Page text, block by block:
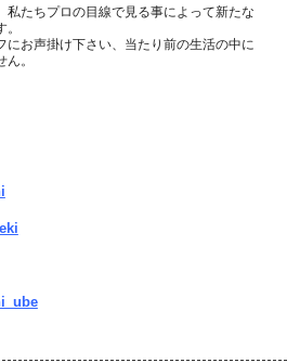
私たちプロの目線で見る事によって新たな
にお声掛け下さい、当たり前の生活の中に
。